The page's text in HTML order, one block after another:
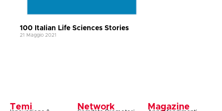
100 Italian Life Sciences Stories
21 Maggio 2021
Temi Network Magazine